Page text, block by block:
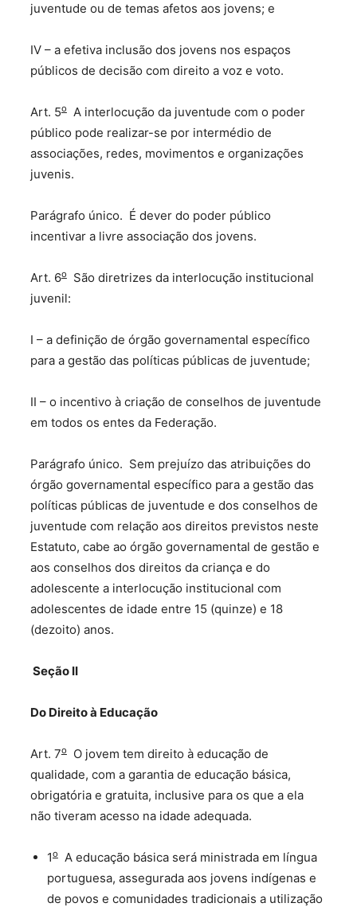
juventude ou de temas afetos aos jovens; e
IV – a efetiva inclusão dos jovens nos espaços
públicos de decisão com direito a voz e voto.
Art. 5oA interlocução da juventude com o poder
público pode realizar-se por intermédio de
associações, redes, movimentos e organizações
juvenis.
Parágrafo único. É dever do poder público
incentivar a livre associação dos jovens.
Art. 6oSão diretrizes da interlocução institucional
juvenil:
I – a definição de órgão governamental específico
para a gestão das políticas públicas de juventude;
II – o incentivo à criação de conselhos de juventude
em todos os entes da Federação.
Parágrafo único. Sem prejuízo das atribuições do
órgão governamental específico para a gestão das
políticas públicas de juventude e dos conselhos de
juventude com relação aos direitos previstos neste
Estatuto, cabe ao órgão governamental de gestão e
aos conselhos dos direitos da criança e do
adolescente a interlocução institucional com
adolescentes de idade entre 15 (quinze) e 18
(dezoito) anos.
Seção II
Do Direito à Educação
Art. 7oO jovem tem direito à educação de
qualidade, com a garantia de educação básica,
obrigatória e gratuita, inclusive para os que a ela
não tiveram acesso na idade adequada.
1oA educação básica será ministrada em língua
portuguesa, assegurada aos jovens indígenas e
de povos e comunidades tradicionais a utilização